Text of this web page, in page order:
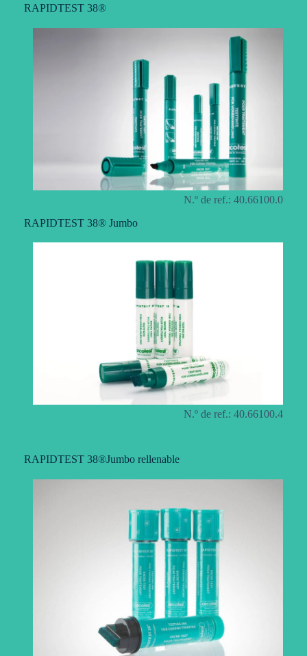
RAPIDTEST 38®
N.º de ref.: 40.66100.0
RAPIDTEST 38® Jumbo
N.º de ref.: 40.66100.4
RAPIDTEST 38®Jumbo rellenable